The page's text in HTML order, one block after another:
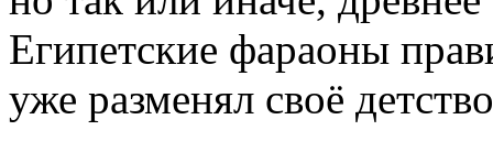
Египетские фараоны
уже разменял своё